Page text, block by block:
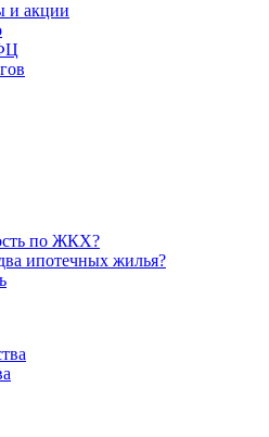
и акции
по ЖКХ?
ипотечных жилья?